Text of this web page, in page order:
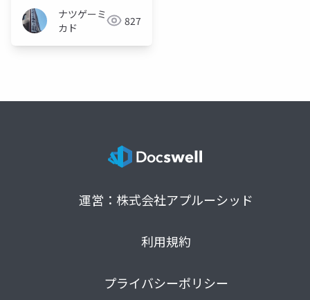
ナツゲーミ
カド
827
運営：株式会社アプルーシッド
利用規約
プライバシーポリシー